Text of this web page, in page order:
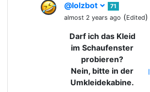
@lolzbot
71
almost 2 years ago (Edited)
Darf ich das Kleid
im Schaufenster
probieren?
Nein, bitte in der
Umkleidekabine.